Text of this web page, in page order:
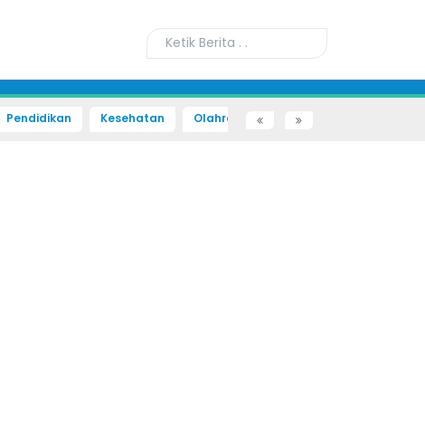
Pendidikan Kesehatan Olahraga Sains dan Teknologi